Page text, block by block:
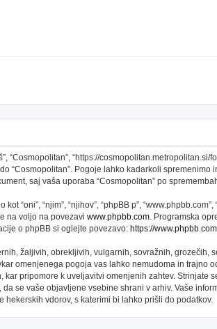
“Cosmopolitan”, “https://
“Cosmopolitan”. Pogoje lahko kadarkoli
saj vaša uporaba “Cosmopolitan” po
“oni”, “njim”, “njihov”, “phpBB p”,
na voljo na povezavi www.phpbb.com. Programska
o phpBB si oglejte povezavo: https://
žaljivih, obrekljivih, vulgarnih, sovražnih,
omenjenega pogoja vas lahko nemudoma in
pripomore k uveljavitvi omenjenih zahtev. Strinjate
se vaše objavljene vsebine shrani v arhiv. Vaše
hekerskih vdorov, s katerimi bi lahko prišli do podatkov.